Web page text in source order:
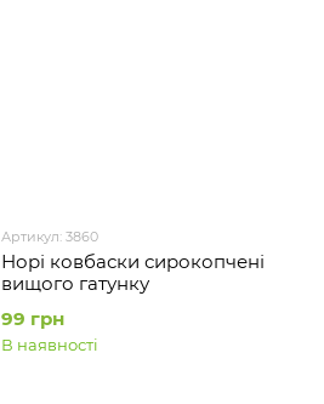
Артикул: 3860
Норі ковбаски сирокопчені
вищого гатунку
99 грн
В наявності